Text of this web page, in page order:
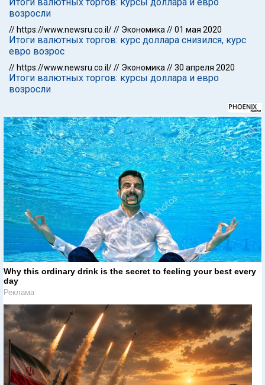
возросли
// https://www.newsru.co.il/// Экономика //01 мая 2020
Итоги валютных торгов: курс доллара снизился, курс
евро возрос
// https://www.newsru.co.il/// Экономика //30 апреля 2020
Итоги валютных торгов: курсы доллара и евро
возросли
Why this ordinary drink is the secret to feeling your best every
day
Реклама